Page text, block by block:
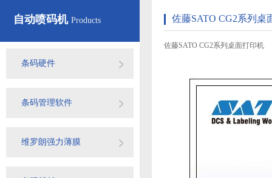
自动喷码机 Products
条码硬件
条码管理软件
维罗朗强力薄膜
佐藤SATO CG2系列桌
佐藤SATO CG2系列桌面打印机